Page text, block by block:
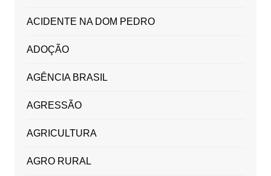
ACIDENTE NA DOM PEDRO
ADOÇÃO
AGÊNCIA BRASIL
AGRESSÃO
AGRICULTURA
AGRO RURAL